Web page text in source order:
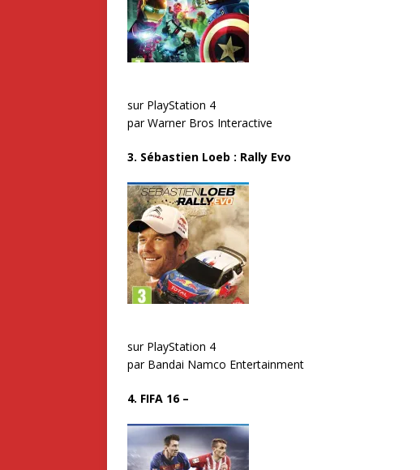
sur PlayStation 4
par Warner Bros Interactive
3. Sébastien Loeb : Rally Evo
sur PlayStation 4
par Bandai Namco Entertainment
4. FIFA 16 –